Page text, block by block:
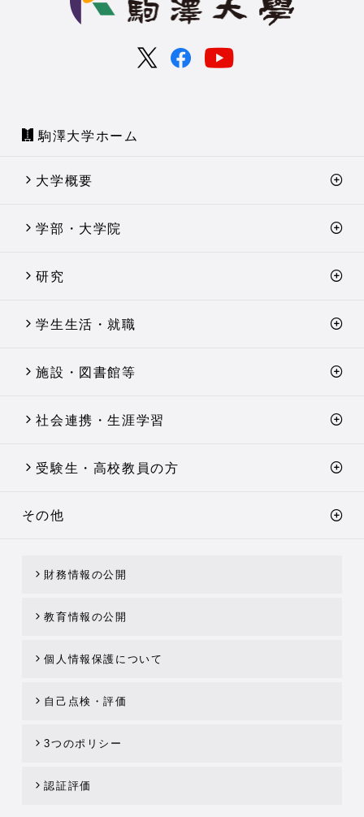
駒澤大学ホーム
大学概要
学部・大学院
研究
学生生活・就職
施設・図書館等
社会連携・生涯学習
受験生・高校教員の方
その他
財務情報の公開
教育情報の公開
個人情報保護について
自己点検・評価
3つのポリシー
認証評価